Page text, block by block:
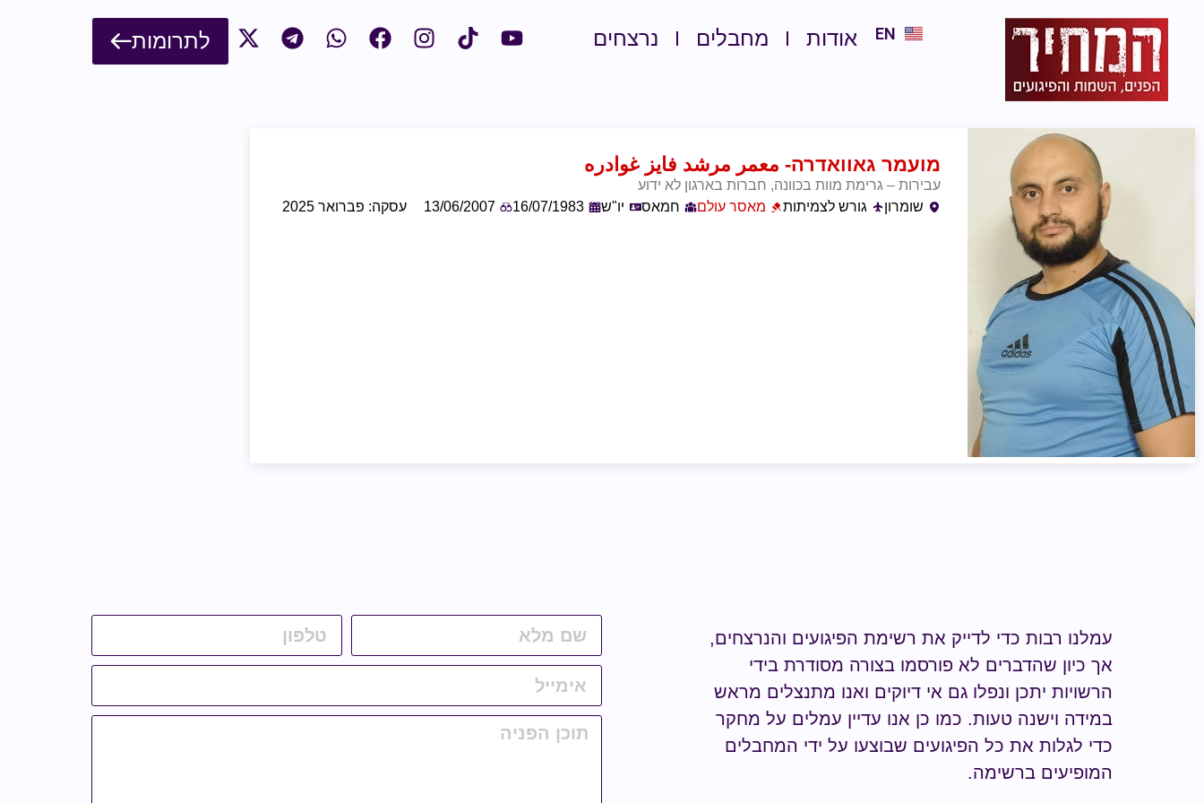
EN אודות מחבלים נרצחים לתרומות
מועמר גאוואדרה- معمر مرشد فايز غوادره
עבירות – גרימת מוות בכוונה, חברות בארגון לא ידוע
שומרון
גורש לצמיתות מאסר עולם חמאס יו"ש 16/07/1983
13/06/2007 עסקה: פברואר 2025
עמלנו רבות כדי לדייק את רשימת הפיגועים והנרצחים,
אך כיון שהדברים לא פורסמו בצורה מסודרת בידי
הרשויות יתכן ונפלו גם אי דיוקים ואנו מתנצלים מראש
במידה וישנה טעות. כמו כן אנו עדיין עמלים על מחקר
כדי לגלות את כל הפיגועים שבוצעו על ידי המחבלים
המופיעים ברשימה.